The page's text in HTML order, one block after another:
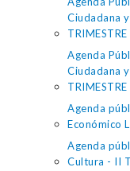
Ciudadana
Agenda
Ciudadana
Agenda
Económico
Agenda
Cultura - II